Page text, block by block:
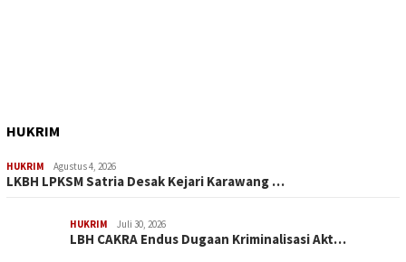
HUKRIM
HUKRIM Agustus 4, 2026
LKBH LPKSM Satria Desak Kejari Karawang …
HUKRIM Juli 30, 2026
LBH CAKRA Endus Dugaan Kriminalisasi Akt…